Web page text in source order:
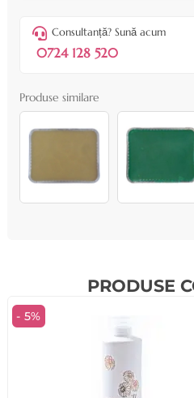
Consultanță? Sună acum
0724 128 520
Produse similare
PRODUSE
- 5%